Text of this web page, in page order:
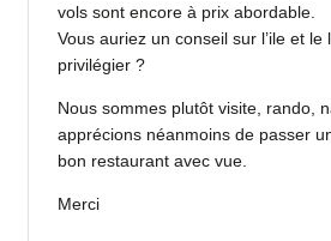
vols sont encore à prix abordable.
Vous auriez un conseil sur l’ile et le
privilégier ?
Nous sommes plutôt visite, rando,
apprécions néanmoins de passer
bon restaurant avec vue.
Merci